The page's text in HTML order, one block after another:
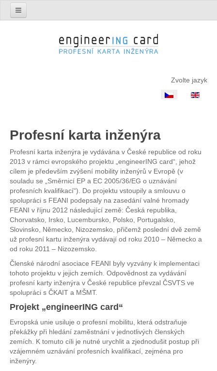
Zvolte jazyk
Profesní karta inženýra
Platnost karty a poplatky
Organizační struktura
Český národní řídící výbor
Odvolací komise ČNŘV
Kancelář
Mám zájem o kartu
Kontakt
Profesní karta inženýra
Profesní karta inženýra je vydávána v České republice od roku
2013 v rámci evropského projektu „engineerING card“, jehož
cílem je především zvýšení mobility inženýrů v Evropě (v
souladu se „Směrnicí EP a EC 2005/36/EG o uznávání
profesních kvalifikací“). Do projektu vstoupily a smlouvu o
spolupráci s FEANI podepsaly na zasedání valné hromady
FEANI v říjnu 2012 následující země: Česká republika,
Chorvatsko, Irsko, Lucembursko, Polsko, Portugalsko,
Slovinsko, Německo, Nizozemsko, přičemž poslední dvě země
už profesní kartu inženýra vydávají od roku 2010 – Německo a
od roku 2011 – Nizozemsko.
Členské národní asociace FEANI byly vyzvány k implementaci
tohoto projektu v jejich zemích. Odpovědnost za vydávání
profesní karty inženýra v České republice převzal ČSVTS ve
spolupráci s ČKAIT a MŠMT.
Projekt „engineerING card“
Evropská unie usiluje o profesní mobilitu, která odstraňuje
překážky při hledání zaměstnání v jednotlivých členských
zemích. K tomuto cíli je nutné urychlit a zjednodušit postup při
vzájemném uznávání profesních kvalifikací, zejména pro
inženýry.